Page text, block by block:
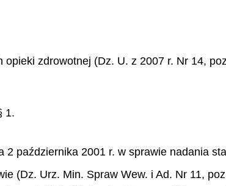
zdrowotnej (Dz. U. z 2007 r. Nr 14,
1.
października 2001 r. w sprawie nadania
(Dz. Urz. Min. Spraw Wew. i Ad. Nr 11,